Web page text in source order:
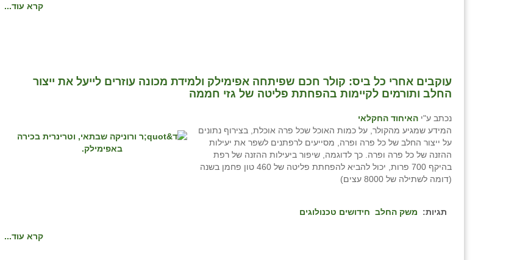
קרא עוד...
⁨עוקבים אחרי כל ביס: קולר חכם שפיתחה אפימילק ולמידת מכונה עוזרים לייעל את ייצור
החלב ותורמים לקיימות בהפחתת פליטה של גזי חממה
נכתב ע"י האיחוד החקלאי
המידע שמגיע מהקולר, על כמות האוכל שכל פרה אוכלת, בצירוף נתונים
על ייצור החלב של כל פרה ופרה, מסייעים לרפתנים לשפר את יעילות
ההזנה של כל פרה ופרה. כך לדוגמה, שיפור ביעילות ההזנה של רפת
בהיקף 700 פרות, יכול להביא להפחתת פליטה של 460 טון פחמן בשנה
(דומה לשתילה של 8000 עצים)
תגיות: משק החלב חידושים טכנולוגים
קרא עוד...